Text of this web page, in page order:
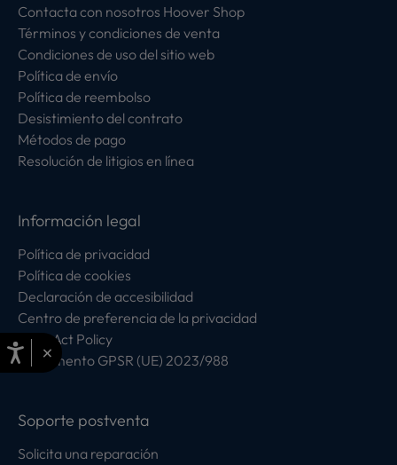
Contacta con nosotros Hoover Shop
Términos y condiciones de venta
Condiciones de uso del sitio web
Política de envío
Política de reembolso
Desistimiento del contrato
Métodos de pago
Resolución de litigios en línea
Información legal
Política de privacidad
Política de cookies
Declaración de accesibilidad
Centro de preferencia de la privacidad
Data Act Policy
Reglamento GPSR (UE) 2023/988
Soporte postventa
Solicita una reparación
×